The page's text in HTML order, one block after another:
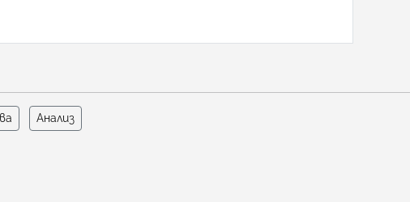
Анализ